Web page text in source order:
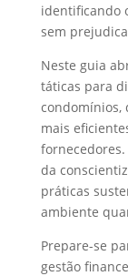
identificando
sem
Neste guia
táticas para
condomínios,
mais
da
práticas
ambiente
Prepare-se
gestão